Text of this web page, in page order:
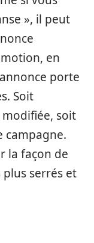
», il peut
en
porte
Soit
modifiée, soit
campagne.
la façon de
plus serrés et